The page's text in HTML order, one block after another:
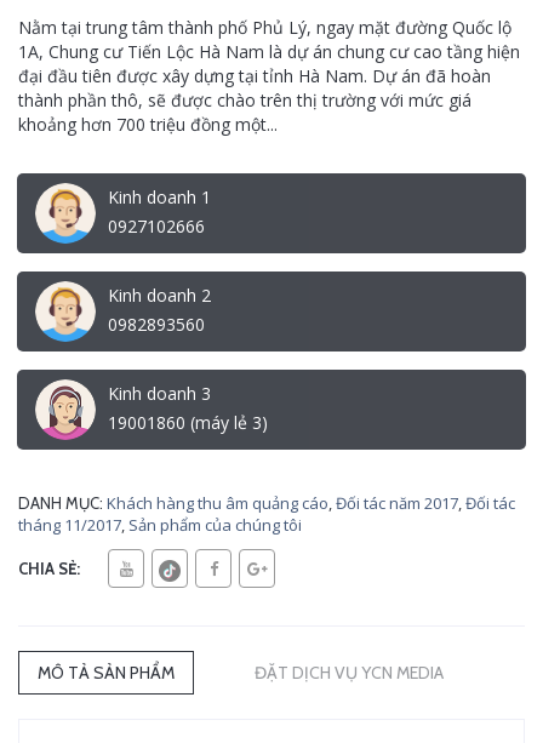
Nằm tại trung tâm thành phố Phủ Lý, ngay mặt đường Quốc lộ
1A, Chung cư Tiến Lộc Hà Nam là dự án chung cư cao tầng hiện
đại đầu tiên được xây dựng tại tỉnh Hà Nam. Dự án đã hoàn
thành phần thô, sẽ được chào trên thị trường với mức giá
khoảng hơn 700 triệu đồng một...
Kinh doanh 1
0927102666
Kinh doanh 2
0982893560
Kinh doanh 3
19001860 (máy lẻ 3)
DANH MỤC: Khách hàng thu âm quảng cáo,Đối tác năm 2017,Đối tác
tháng 11/2017, Sản phẩm của chúng tôi
CHIA SẺ:
MÔ TẢ SẢN PHẨM ĐẶT DỊCH VỤ YCN MEDIA